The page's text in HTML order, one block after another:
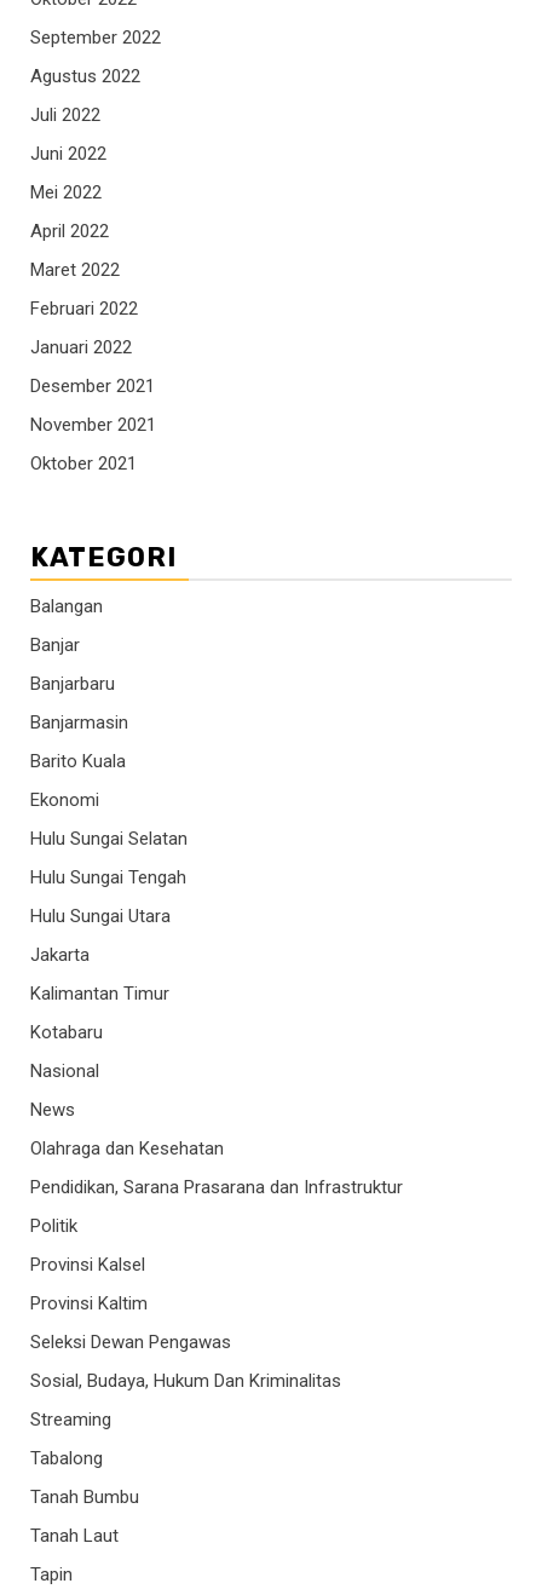
September 2022
Agustus 2022
Juli 2022
Juni 2022
Mei 2022
April 2022
Maret 2022
Februari 2022
Januari 2022
Desember 2021
November 2021
Oktober 2021
KATEGORI
Balangan
Banjar
Banjarbaru
Banjarmasin
Barito Kuala
Ekonomi
Hulu Sungai Selatan
Hulu Sungai Tengah
Hulu Sungai Utara
Jakarta
Kalimantan Timur
Kotabaru
Nasional
News
Olahraga dan Kesehatan
Pendidikan, Sarana Prasarana dan Infrastruktur
Politik
Provinsi Kalsel
Provinsi Kaltim
Seleksi Dewan Pengawas
Sosial, Budaya, Hukum Dan Kriminalitas
Streaming
Tabalong
Tanah Bumbu
Tanah Laut
Tapin